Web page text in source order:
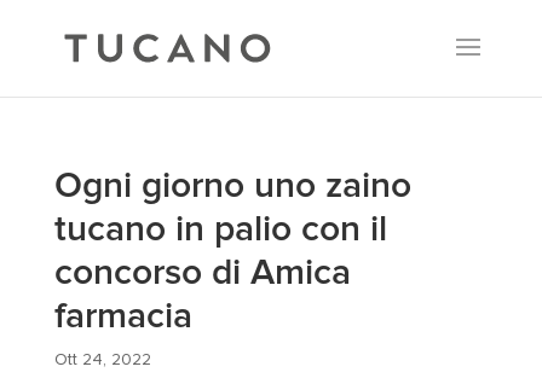
Ogni giorno uno zaino
tucano in palio con il
concorso di Amica
farmacia
Ott 24, 2022